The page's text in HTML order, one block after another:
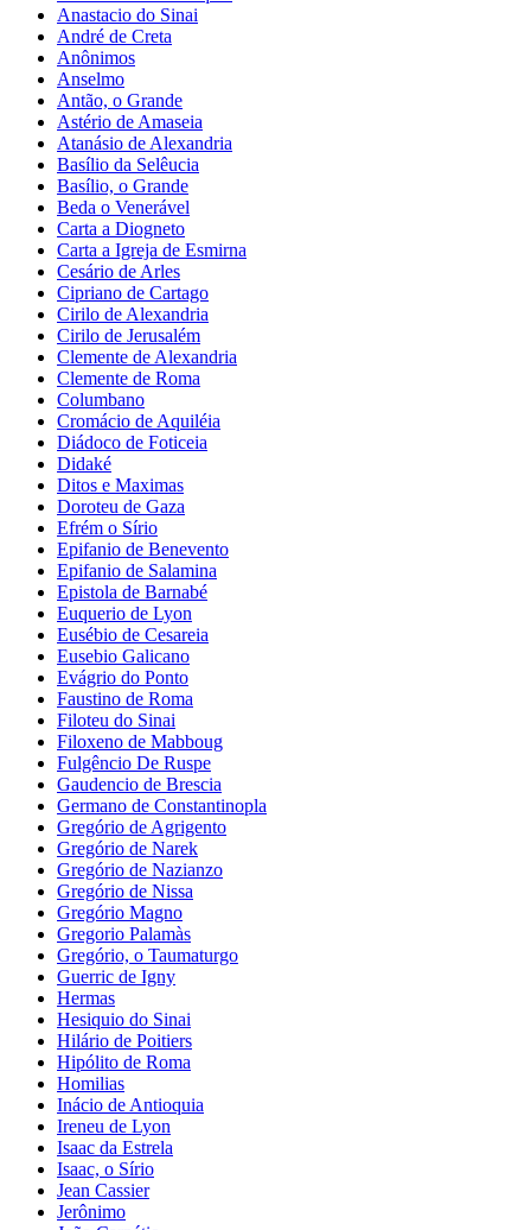
Anastacio do Sinai
André de Creta
Anônimos
Anselmo
Antão, o Grande
Astério de Amaseia
Atanásio de Alexandria
Basílio da Selêucia
Basílio, o Grande
Beda o Venerável
Carta a Diogneto
Carta a Igreja de Esmirna
Cesário de Arles
Cipriano de Cartago
Cirilo de Alexandria
Cirilo de Jerusalém
Clemente de Alexandria
Clemente de Roma
Columbano
Cromácio de Aquiléia
Diádoco de Foticeia
Didaké
Ditos e Maximas
Doroteu de Gaza
Efrém o Sírio
Epifanio de Benevento
Epifanio de Salamina
Epistola de Barnabé
Euquerio de Lyon
Eusébio de Cesareia
Eusebio Galicano
Evágrio do Ponto
Faustino de Roma
Filoteu do Sinai
Filoxeno de Mabboug
Fulgêncio De Ruspe
Gaudencio de Brescia
Germano de Constantinopla
Gregório de Agrigento
Gregório de Narek
Gregório de Nazianzo
Gregório de Nissa
Gregório Magno
Gregorio Palamàs
Gregório, o Taumaturgo
Guerric de Igny
Hermas
Hesiquio do Sinai
Hilário de Poitiers
Hipólito de Roma
Homilias
Inácio de Antioquia
Ireneu de Lyon
Isaac da Estrela
Isaac, o Sírio
Jean Cassier
Jerônimo